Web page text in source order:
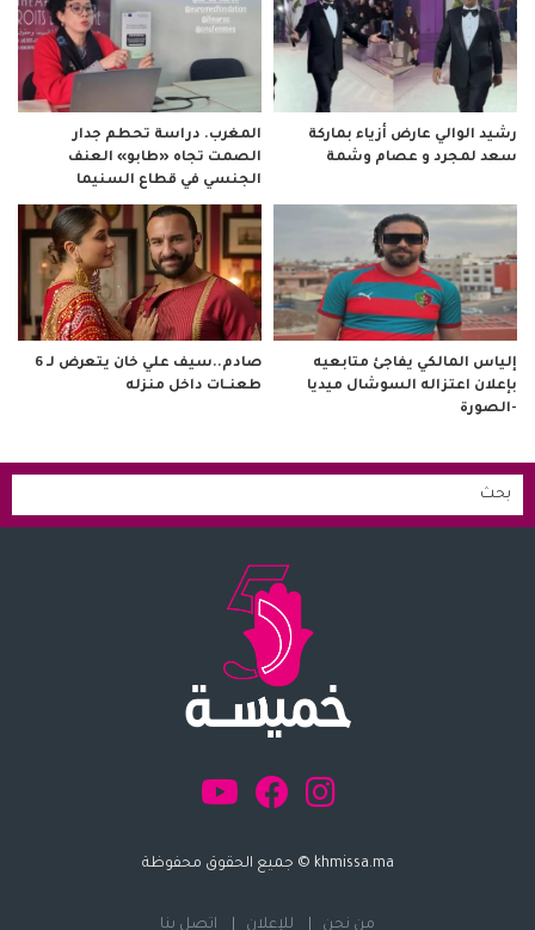
رشيد الوالي عارض أزياء بماركة
سعد لمجرد و عصام وشمة
المغرب. دراسة تحطم جدار
الصمت تجاه «طابو» العنف
الجنسي في قطاع السنيما
إلياس المالكي يفاجئ متابعيه
بإعلان اعتزاله السوشال ميديا
-الصورة
صادم..سيف علي خان يتعرض لـ 6
طعنــات داخل منزله
khmissa.ma © جميع الحقوق محفوظة
من نحن للإعلان اتصل بنا